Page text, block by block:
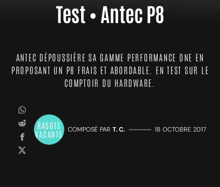
Test • Antec P8
ANTEC DÉPOUSSIÈRE SA GAMME PERFORMANCE ONE EN
PROPOSANT UN P8 FRAIS ET ABORDABLE. EN TEST SUR LE
COMPTOIR DU HARDWARE.
RAGOTS
VACANTS
COMPOSÉ PAR T. C. ————— 18 OCTOBRE 2017